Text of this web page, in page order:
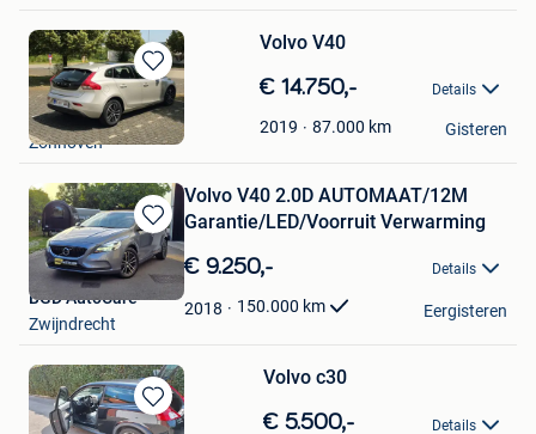
Bewaren
in
Mijn
Favorieten
Volvo V40
€ 14.750,- Details
2019 87.000 km
Raf Jacobs
Zonhoven
Gisteren
Bewaren
in
Mijn
Favorieten
Volvo V40 2.0D AUTOMAAT/12M
Garantie/LED/Voorruit Verwarming
€ 9.250,- Details
2018 150.000 km
BGD AutoCare
Zwijndrecht
Eergisteren
Bewaren
Volvo c30
€ 5.500,- Details